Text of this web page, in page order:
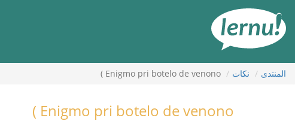
المحتويات
المنتدى نكات Enigmo pri botelo de venono )
Enigmo pri botelo de venono )